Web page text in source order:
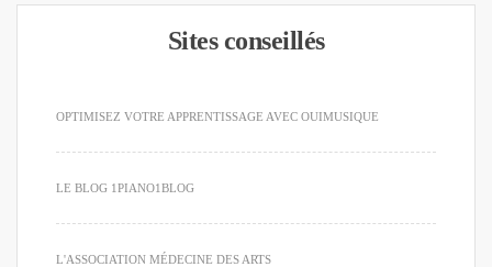
Sites conseillés
OPTIMISEZ VOTRE APPRENTISSAGE AVEC OUIMUSIQUE
LE BLOG 1PIANO1BLOG
L'ASSOCIATION MÉDECINE DES ARTS